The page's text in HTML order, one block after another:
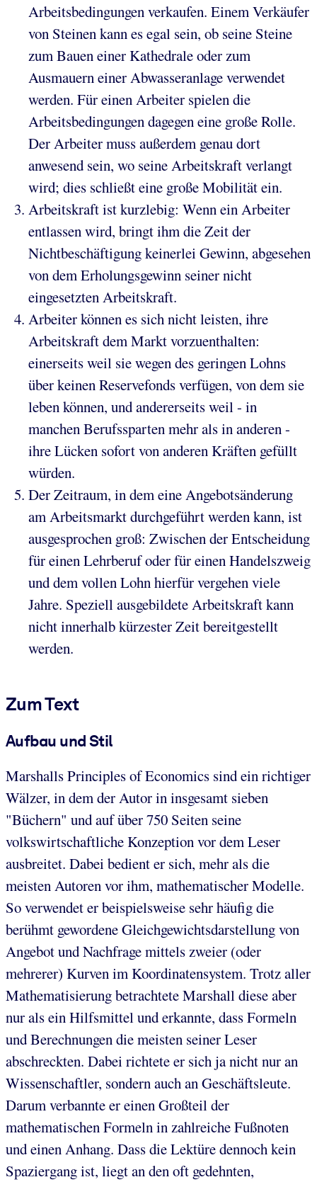
Arbeitsbedingungen verkaufen. Einem Verkäufer
von Steinen kann es egal sein, ob seine Steine
zum Bauen einer Kathedrale oder zum
Ausmauern einer Abwasseranlage verwendet
werden. Für einen Arbeiter spielen die
Arbeitsbedingungen dagegen eine große Rolle.
Der Arbeiter muss außerdem genau dort
anwesend sein, wo seine Arbeitskraft verlangt
wird; dies schließt eine große Mobilität ein.
Arbeitskraft ist kurzlebig: Wenn ein Arbeiter
entlassen wird, bringt ihm die Zeit der
Nichtbeschäftigung keinerlei Gewinn, abgesehen
von dem Erholungsgewinn seiner nicht
eingesetzten Arbeitskraft.
Arbeiter können es sich nicht leisten, ihre
Arbeitskraft dem Markt vorzuenthalten:
einerseits weil sie wegen des geringen Lohns
über keinen Reservefonds verfügen, von dem sie
leben können, und andererseits weil - in
manchen Berufssparten mehr als in anderen -
ihre Lücken sofort von anderen Kräften gefüllt
würden.
Der Zeitraum, in dem eine Angebotsänderung
am Arbeitsmarkt durchgeführt werden kann, ist
ausgesprochen groß: Zwischen der Entscheidung
für einen Lehrberuf oder für einen Handelszweig
und dem vollen Lohn hierfür vergehen viele
Jahre. Speziell ausgebildete Arbeitskraft kann
nicht innerhalb kürzester Zeit bereitgestellt
werden.
Zum Text
Aufbau und Stil
Marshalls Principles of Economics sind ein richtiger
Wälzer, in dem der Autor in insgesamt sieben
"Büchern" und auf über 750 Seiten seine
volkswirtschaftliche Konzeption vor dem Leser
ausbreitet. Dabei bedient er sich, mehr als die
meisten Autoren vor ihm, mathematischer Modelle.
So verwendet er beispielsweise sehr häufig die
berühmt gewordene Gleichgewichtsdarstellung von
Angebot und Nachfrage mittels zweier (oder
mehrerer) Kurven im Koordinatensystem. Trotz aller
Mathematisierung betrachtete Marshall diese aber
nur als ein Hilfsmittel und erkannte, dass Formeln
und Berechnungen die meisten seiner Leser
abschreckten. Dabei richtete er sich ja nicht nur an
Wissenschaftler, sondern auch an Geschäftsleute.
Darum verbannte er einen Großteil der
mathematischen Formeln in zahlreiche Fußnoten
und einen Anhang. Dass die Lektüre dennoch kein
Spaziergang ist, liegt an den oft gedehnten,